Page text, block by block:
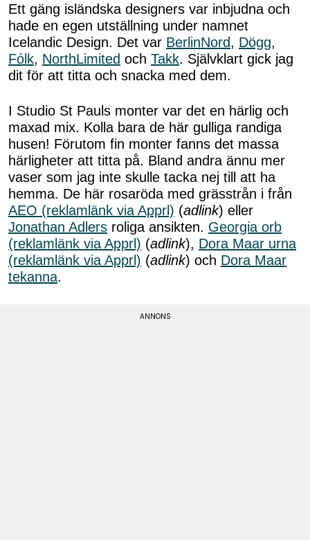
Ett gäng isländska designers var inbjudna och
hade en egen utställning under namnet
Icelandic Design. Det var BerlinNord, Dögg,
Fólk, NorthLimited och Takk. Självklart gick jag
dit för att titta och snacka med dem.
I Studio St Pauls monter var det en härlig och
maxad mix. Kolla bara de här gulliga randiga
husen! Förutom fin monter fanns det massa
härligheter att titta på. Bland andra ännu mer
vaser som jag inte skulle tacka nej till att ha
hemma. De här rosaröda med grässtrån i från
AEO (reklamlänk via Apprl) (adlink) eller
Jonathan Adlers roliga ansikten. Georgia orb
(reklamlänk via Apprl) (adlink), Dora Maar urna
(reklamlänk via Apprl) (adlink) och Dora Maar
tekanna.